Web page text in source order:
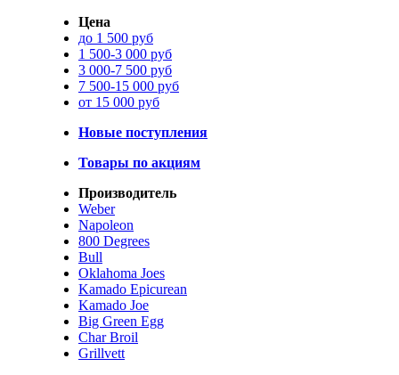
Цена
до 1 500 руб
1 500-3 000 руб
3 000-7 500 руб
7 500-15 000 руб
от 15 000 руб
Новые поступления
Товары по акциям
Производитель
Weber
Napoleon
800 Degrees
Bull
Oklahoma Joes
Kamado Epicurean
Kamado Joe
Big Green Egg
Char Broil
Grillvett